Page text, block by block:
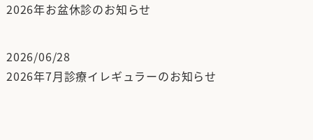
2026年お盆休診のお知らせ
2026年7月診療イレギュラーのお知らせ
2026/06/28